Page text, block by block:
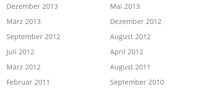
Dezember 2013
Mai 2013
März 2013
Dezember 2012
September 2012
August 2012
Juli 2012
April 2012
März 2012
August 2011
Februar 2011
September 2010